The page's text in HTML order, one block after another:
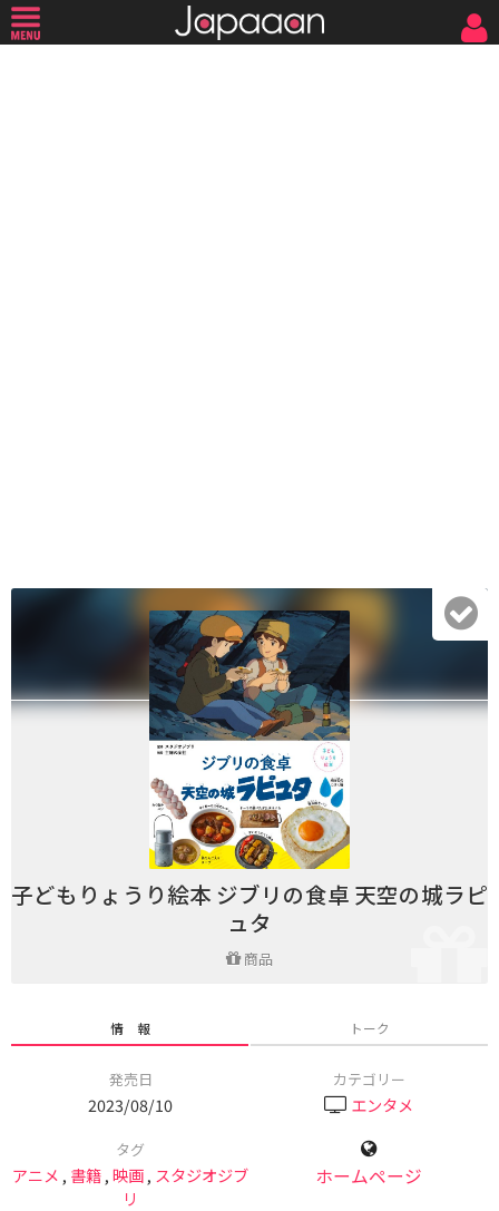
子どもりょうり絵本 ジブリの食卓 天空の城ラピ
ュタ
商品
情 報 トーク
発売日
2023/08/10
カテゴリー
エンタメ
タグ
アニメ , 書籍,映画, スタジオジブ
リ
ホームページ